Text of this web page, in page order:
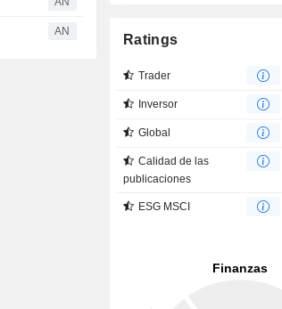
AN
Ratings
Trader
Inversor
Global
Calidad de las
publicaciones
ESG MSCI